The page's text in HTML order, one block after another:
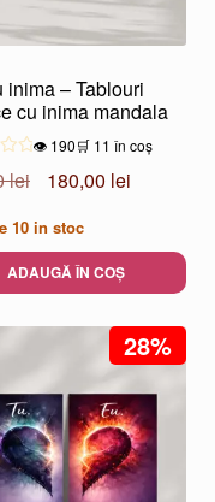
inima – Tablouri
cu inima mandala
👁️ 190🛒 11 în coș
lei
Prețul
a
fost:
259,00 lei.
180,00 leiPrețul
180,00
10 in stoc
ADAUGĂ ÎN COȘ
28%